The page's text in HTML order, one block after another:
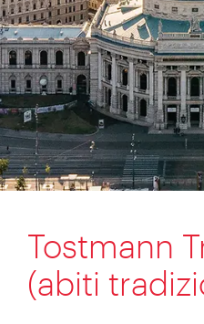
Tostmann
(abiti